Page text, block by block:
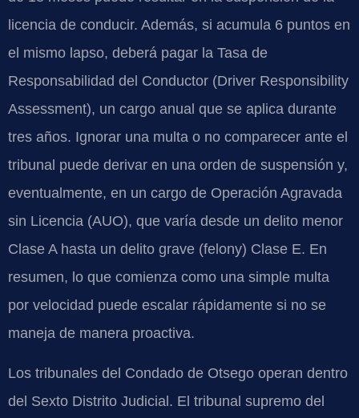
licencia de conducir. Además, si acumula 6 puntos en
el mismo lapso, deberá pagar la Tasa de
Responsabilidad del Conductor (Driver Responsibility
Assessment), un cargo anual que se aplica durante
tres años. Ignorar una multa o no comparecer ante el
tribunal puede derivar en una orden de suspensión y,
eventualmente, en un cargo de Operación Agravada
sin Licencia (AUO), que varía desde un delito menor
Clase A hasta un delito grave (felony) Clase E. En
resumen, lo que comienza como una simple multa
por velocidad puede escalar rápidamente si no se
maneja de manera proactiva.
Los tribunales del Condado de Otsego operan dentro
del Sexto Distrito Judicial. El tribunal supremo del